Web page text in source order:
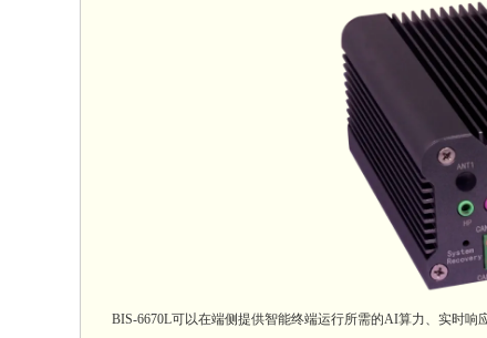
BIS-6670L可以在端侧提供智能终端运行所需的AI算力、实时响应